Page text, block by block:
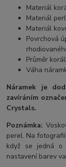
Materiál
Materiál
Materiál
Povrchová
Průměr
Váha
Náramek je
zavíráním
Crystals.
Poznámka:
perel. Na
když se jedná
nastavení barev